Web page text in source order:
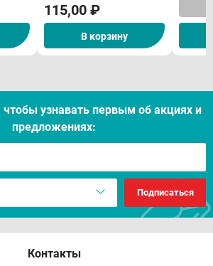
115,00 ₽
В корзину
узнавать первым об акцияx и
предложениях:
Подписаться
Контакты